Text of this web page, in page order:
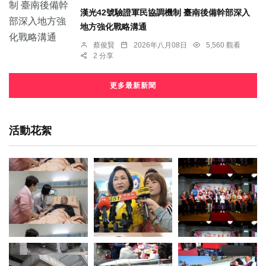
漢光42號驗證軍民協調機制 臺南後備幹部深入
地方強化戰略溝通
蔡俊賢 2026年八月08日
5,560 觀看
2 分享
更多最新新聞
活動花絮